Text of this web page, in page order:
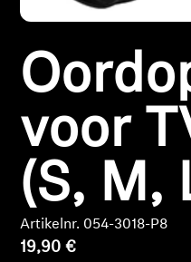
Gehoor per categorie
TV-koptelefoons voor
Gehoorbronnen
voor
(S, M,
Artikelnr. 054-3018-P8
19,90 €